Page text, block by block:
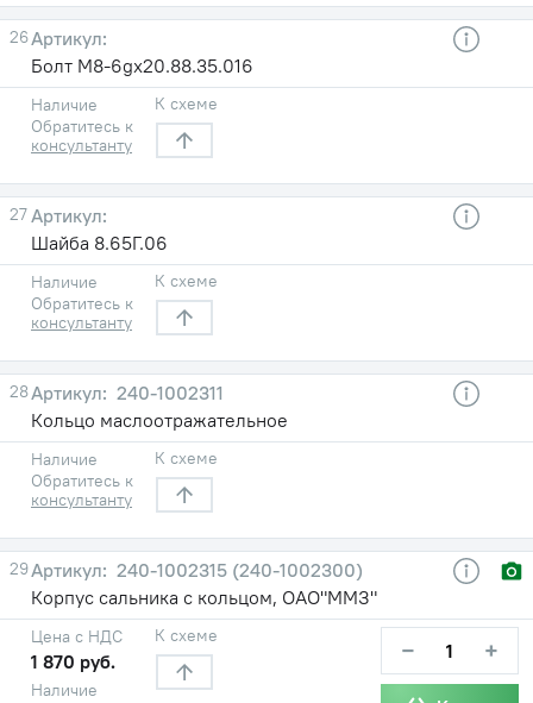
26
Болт М8-6gх20.88.35.016
Наличие
Обратитесь к
консультанту
К схеме
27
Шайба 8.65Г.06
Наличие
Обратитесь к
консультанту
К схеме
28
240-1002311
Кольцо маслоотражательное
Наличие
Обратитесь к
консультанту
К схеме
29
240-1002315 (240-1002300)
Корпус сальника с кольцом, ОАО"ММЗ"
Наличие
Цена с НДС
1 870 руб.
К схеме − +